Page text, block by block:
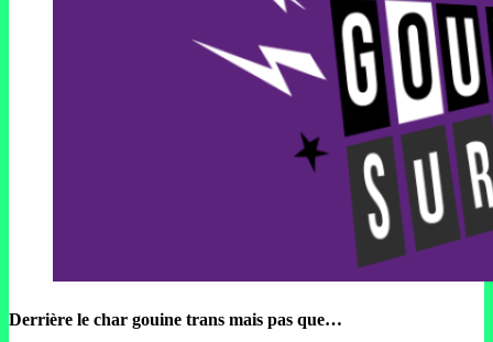
Derrière le char gouine trans mais pas que…